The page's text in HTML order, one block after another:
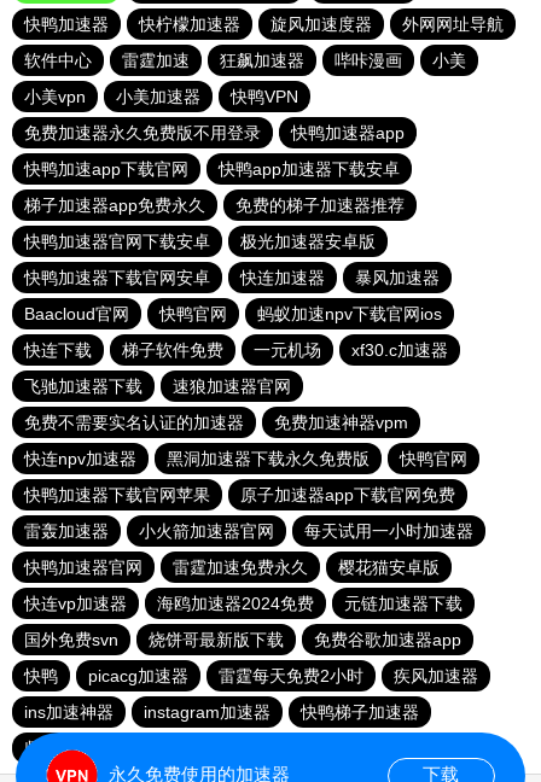
快鸭加速器
快柠檬加速器 旋风加速度器
外网网址导航
软件中心
雷霆加速 狂飙加速器 哔咔漫画
小美
小美vpn
小美加速器
快鸭VPN
免费加速器永久免费版不用登录
快鸭加速器app
快鸭加速app下载官网
快鸭app加速器下载安卓
梯子加速器app免费永久
免费的梯子加速器推荐
快鸭加速器官网下载安卓
极光加速器安卓版
快鸭加速器下载官网安卓
快连加速器
暴风加速器
Baacloud官网
快鸭官网
蚂蚁加速npv下载官网ios
快连下载
梯子软件免费 一元机场
xf30.c加速器
飞驰加速器下载
速狼加速器官网
免费不需要实名认证的加速器
免费加速神器vpm
快连npv加速器
黑洞加速器下载永久免费版
快鸭官网
快鸭加速器下载官网苹果
原子加速器app下载官网免费
雷轰加速器
小火箭加速器官网
每天试用一小时加速器
快鸭加速器官网
雷霆加速免费永久
樱花猫安卓版
快连vp加速器
海鸥加速器2024免费
元链加速器下载
国外免费svn
烧饼哥最新版下载
免费谷歌加速器app
快鸭
picacg加速器 雷霆每天免费2小时
疾风加速器
ins加速神器
instagram加速器
快鸭梯子加速器
坚果加速器
永久免费使用的加速器 下载